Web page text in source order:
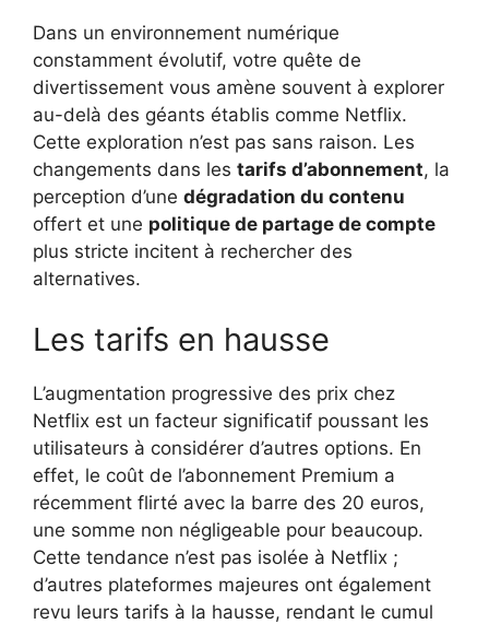
Dans un environnement numérique
constamment évolutif, votre quête de
divertissement vous amène souvent à explorer
au-delà des géants établis comme Netflix.
Cette exploration n’est pas sans raison. Les
changements dans les tarifs d’abonnement, la
perception d’une dégradation du contenu
offert et une politique de partage de compte
plus stricte incitent à rechercher des
alternatives.
Les tarifs en hausse
L’augmentation progressive des prix chez
Netflix est un facteur significatif poussant les
utilisateurs à considérer d’autres options. En
effet, le coût de l’abonnement Premium a
récemment flirté avec la barre des 20 euros,
une somme non négligeable pour beaucoup.
Cette tendance n’est pas isolée à Netflix ;
d’autres plateformes majeures ont également
revu leurs tarifs à la hausse, rendant le cumul